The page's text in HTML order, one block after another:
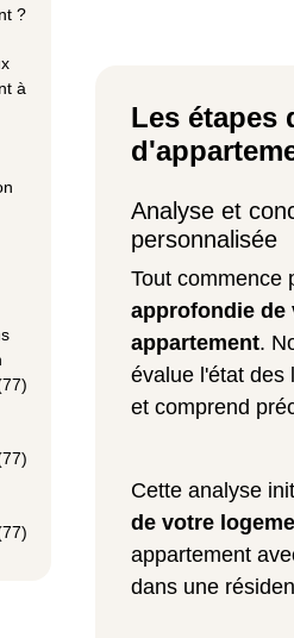
?
à
Les étapes
Analyse et
personnalisée
Tout commence
approfondie de
appartement.
évalue l'état des
et comprend
Cette analyse
de votre
appartement
dans une